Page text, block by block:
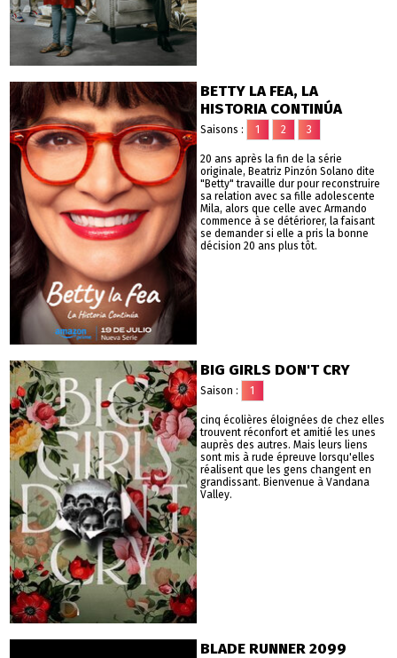
BETTY LA FEA, LA
HISTORIA CONTINÚA
Saisons : 1 2 3
20 ans après la fin de la série
originale, Beatriz Pinzón Solano dite
"Betty" travaille dur pour reconstruire
sa relation avec sa fille adolescente
Mila, alors que celle avec Armando
commence à se détériorer, la faisant
se demander si elle a pris la bonne
décision 20 ans plus tôt.
BIG GIRLS DON'T CRY
Saison : 1
cinq écolières éloignées de chez elles
trouvent réconfort et amitié les unes
auprès des autres. Mais leurs liens
sont mis à rude épreuve lorsqu'elles
réalisent que les gens changent en
grandissant. Bienvenue à Vandana
Valley.
BLADE RUNNER 2099